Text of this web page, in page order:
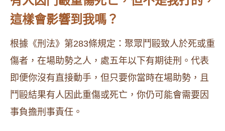
這樣會影響到我嗎？
根據《刑法》第283條規定：聚眾鬥毆致人於死或重
傷者，在場助勢之人，處五年以下有期徒刑。代表
即便你沒有直接動手，但只要你當時在場助勢，且
鬥毆結果有人因此重傷或死亡，你仍可能會需要因
事負擔刑事責任。